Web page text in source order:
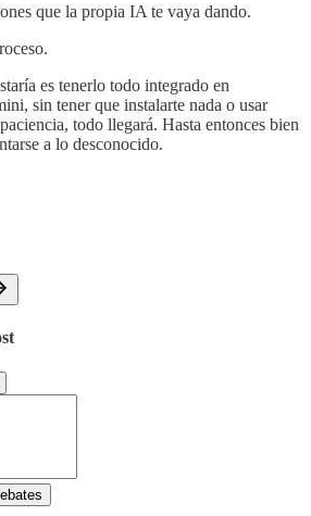
que la propia IA te vaya dando.
es tenerlo todo integrado en
sin tener que instalarte nada o usar
todo llegará. Hasta entonces bien
a lo desconocido.